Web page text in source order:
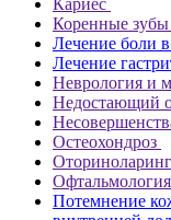
Кариес
Коренные зубы
Лечение боли
Лечение
Неврология и
Недостающий
Остеохондроз
Офтальмология
Потемнение